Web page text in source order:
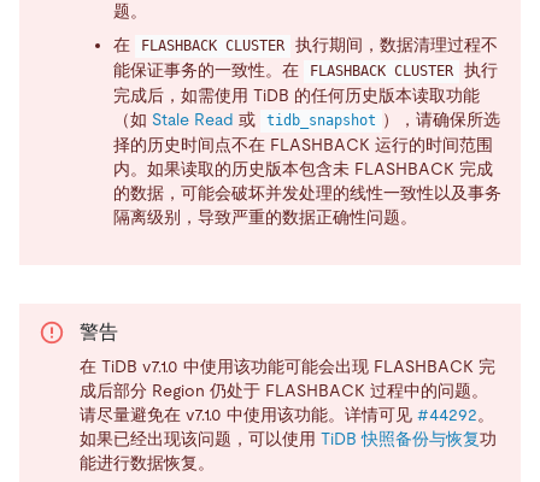
题。
在
FLASHBACK CLUSTER
执行期间，数据清理过程不
能保证事务的一致性。在
FLASHBACK CLUSTER
执行
完成后，如需使用 TiDB 的任何历史版本读取功能
（如 Stale Read 或 tidb_snapshot ），请确保所选
择的历史时间点不在 FLASHBACK 运行的时间范围
内。如果读取的历史版本包含未 FLASHBACK 完成
的数据，可能会破坏并发处理的线性一致性以及事务
隔离级别，导致严重的数据正确性问题。
警告
在 TiDB v7.1.0 中使用该功能可能会出现 FLASHBACK 完
成后部分 Region 仍处于 FLASHBACK 过程中的问题。
请尽量避免在 v7.1.0 中使用该功能。详情可见 #44292。
如果已经出现该问题，可以使用 TiDB 快照备份与恢复功
能进行数据恢复。